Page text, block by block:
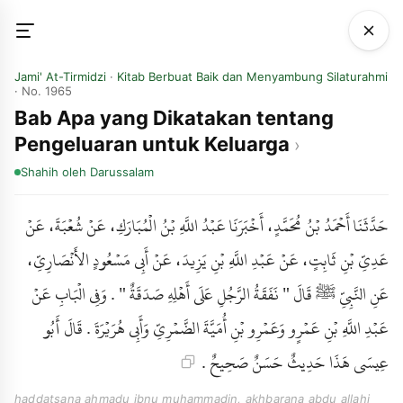
Jami' At-Tirmidzi · Kitab Berbuat Baik dan Menyambung Silaturahmi
· No. 1965
Bab Apa yang Dikatakan tentang
Pengeluaran untuk Keluarga
Shahih oleh Darussalam
حَدَّثَنَا أَحْمَدُ بْنُ مُحَمَّدٍ، أَخْبَرَنَا عَبْدُ اللَّهِ بْنُ الْمُبَارَكِ، عَنْ شُعْبَةَ، عَنْ
عَدِيِّ بْنِ ثَابِتٍ، عَنْ عَبْدِ اللَّهِ بْنِ يَزِيدَ، عَنْ أَبِي مَسْعُودٍ الأَنْصَارِيِّ،
عَنِ النَّبِيِّ ﷺ قَالَ " نَفَقَةُ الرَّجُلِ عَلَى أَهْلِهِ صَدَقَةٌ " . وَفِي الْبَابِ عَنْ
عَبْدِ اللَّهِ بْنِ عَمْرٍو وَعَمْرِو بْنِ أُمَيَّةَ الضَّمْرِيِّ وَأَبِي هُرَيْرَةَ . قَالَ أَبُو
عِيسَى هَذَا حَدِيثٌ حَسَنٌ صَحِيحٌ .
haddatsana ahmadu ibnu muhammadin, akhbarana abdu allahi